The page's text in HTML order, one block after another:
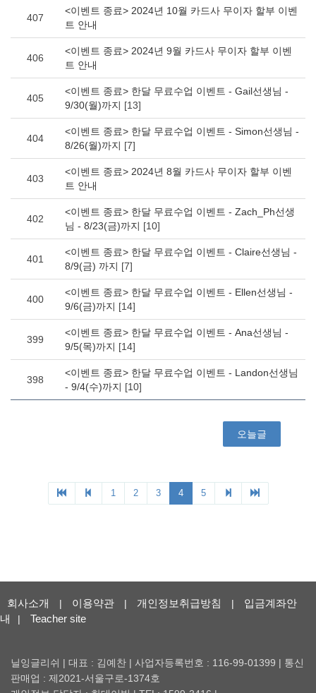
회사소개 | 이용약관 | 개인정보취급방침 |
입금계좌안
내
| Teacher site
닐잉글리쉬 | 대표 : 김예찬 | 사업자등록번호 : 116-99-01399 | 통신
판매업 : 제2021-서울구로-1374호